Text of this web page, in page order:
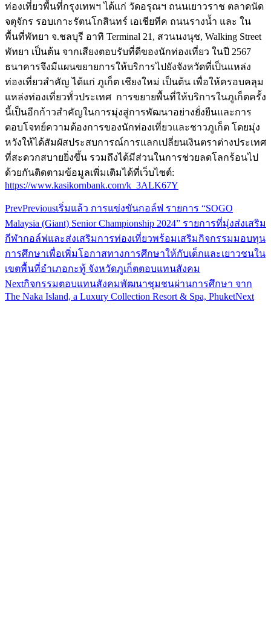
ท่องเที่ยวพื้นที่กรุงเทพฯ ได้แก่ วัดอรุณฯ ถนนเยาวราช ตลาดนัด
จตุจักร รอบเกาะรัตนโกสินทร์ เอเชียทีค ถนนรางน้ำ และ ใน
พื้นที่พัทยา จ.ชลบุรี อาทิ Terminal 21, สวนนงนุช, Walking Street
พัทยา เป็นต้น จากเสียงตอบรับที่ดีของนักท่องเที่ยว ในปี 2567
ธนาคารจึงมีแผนขยายการให้บริการไปยังจังหวัดที่เป็นแหล่ง
ท่องเที่ยวสำคัญ ได้แก่ ภูเก็ต เชียงใหม่ เป็นต้น เพื่อให้ครอบคลุม
แหล่งท่องเที่ยวทั่วประเทศ ​ การขยายพื้นที่ให้บริการในภูเก็ตครั้ง
นี้เป็นอีกก้าวสำคัญในการมุ่งสู่การพัฒนาอย่างยั่งยืนและการ
ตอบโจทย์ความต้องการของนักท่องเที่ยวและชาวภูเก็ต โดยมุ่ง
หวังให้ได้สัมผัสประสบการณ์การแลกเปลี่ยนเงินตราต่างประเทศ
ที่สะดวกสบายยิ่งขึ้น รวมถึงได้มีส่วนในการช่วยลดโลกร้อนไป
ด้วยกันติดตามข้อมูลเพิ่มเติมได้ที่เว็บไซต์:
https://www.kasikornbank.com/k_3ALK67Y
PrevPreviousเริ่มแล้ว การแข่งขันกอล์ฟ รายการ “SOGO
Malaysia (Giant) Senior Championship 2024” รายการที่มุ่งส่งเสริม
กีฬากอล์ฟและส่งเสริมการท่องเที่ยวพร้อมเสริมกิจกรรมมอบทุน
การศึกษาเพื่อเพิ่มโอกาสทางการศึกษาให้กับเด็กและเยาวชนใน
เขตพื้นที่อำเภอกะทู้ จังหวัดภูเก็ตตอบแทนสังคม
Nextกิจกรรมตอบแทนสังคมพัฒนาชุมชนผ่านการศึกษา จาก
The Naka Island, a Luxury Collection Resort & Spa, PhuketNext